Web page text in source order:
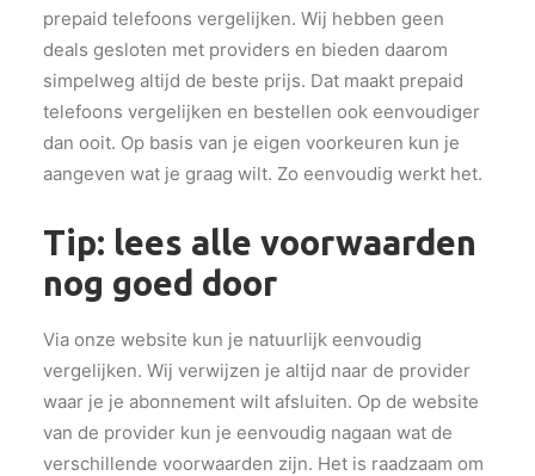
prepaid telefoons vergelijken. Wij hebben geen
deals gesloten met providers en bieden daarom
simpelweg altijd de beste prijs. Dat maakt prepaid
telefoons vergelijken en bestellen ook eenvoudiger
dan ooit. Op basis van je eigen voorkeuren kun je
aangeven wat je graag wilt. Zo eenvoudig werkt het.
Tip: lees alle voorwaarden
nog goed door
Via onze website kun je natuurlijk eenvoudig
vergelijken. Wij verwijzen je altijd naar de provider
waar je je abonnement wilt afsluiten. Op de website
van de provider kun je eenvoudig nagaan wat de
verschillende voorwaarden zijn. Het is raadzaam om